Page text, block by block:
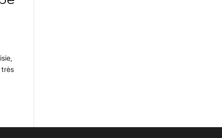
très